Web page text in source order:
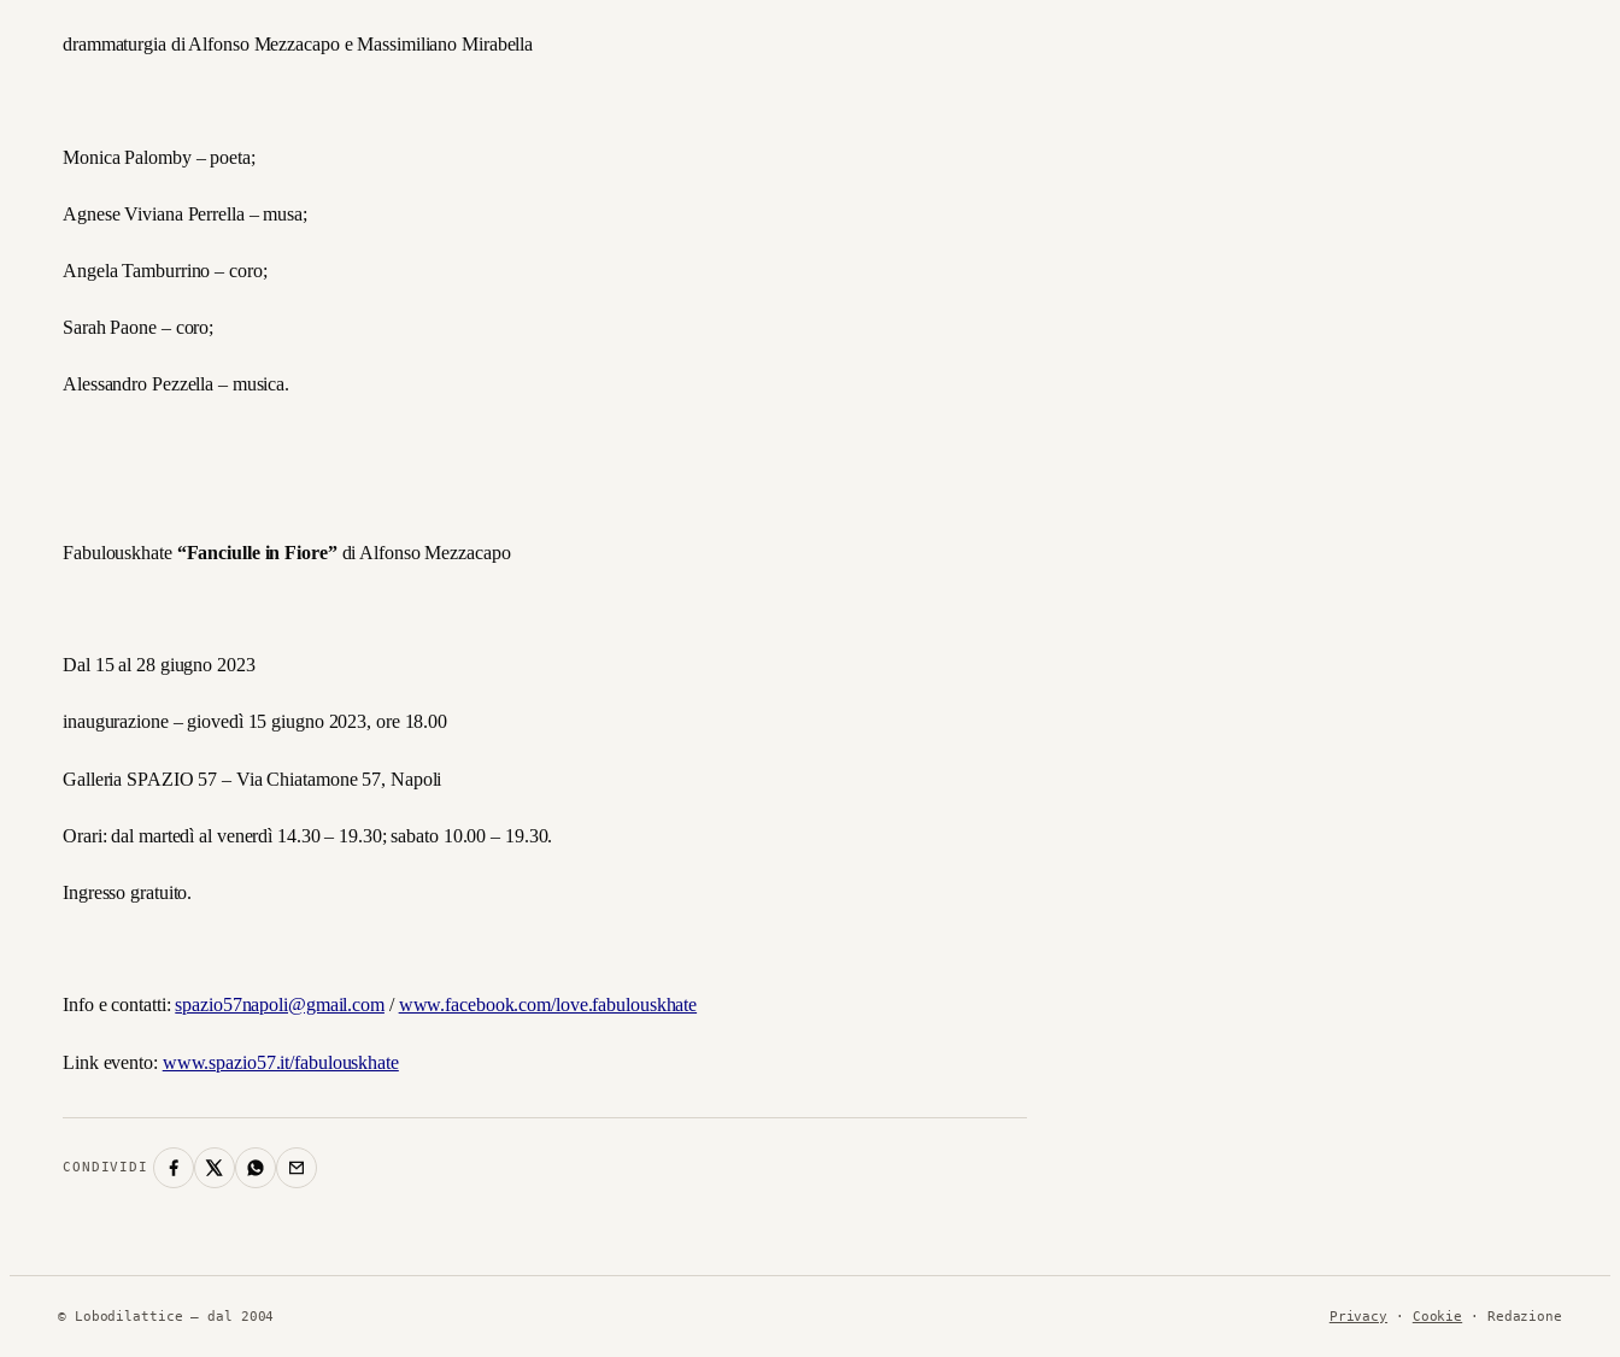
drammaturgia di Alfonso Mezzacapo e Massimiliano Mirabella
Monica Palomby – poeta;
Agnese Viviana Perrella – musa;
Angela Tamburrino – coro;
Sarah Paone – coro;
Alessandro Pezzella – musica.
Fabulouskhate “Fanciulle in Fiore”di Alfonso Mezzacapo
Dal 15 al 28 giugno 2023
inaugurazione – giovedì 15 giugno 2023, ore 18.00
Galleria SPAZIO 57 – Via Chiatamone 57, Napoli
Orari: dal martedì al venerdì 14.30 – 19.30; sabato 10.00 – 19.30.
Ingresso gratuito.
Info e contatti:spazio57napoli@gmail.com/www.facebook.com/love.fabulouskhate
Link evento: www.spazio57.it/fabulouskhate
CONDIVIDI
© Lobodilattice — dal 2004 Privacy · Cookie · Redazione